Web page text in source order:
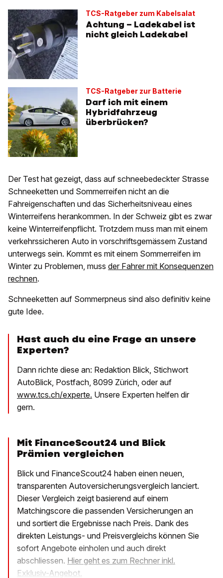
TCS-Ratgeber zum Kabelsalat
Achtung – Ladekabel ist
nicht gleich Ladekabel
TCS-Ratgeber zur Batterie
Darf ich mit einem
Hybridfahrzeug
überbrücken?
Der Test hat gezeigt, dass auf schneebedeckter Strasse
Schneeketten und Sommerreifen nicht an die
Fahreigenschaften und das Sicherheitsniveau eines
Winterreifens herankommen. In der Schweiz gibt es zwar
keine Winterreifenpflicht. Trotzdem muss man mit einem
verkehrssicheren Auto in vorschriftsgemässem Zustand
unterwegs sein. Kommt es mit einem Sommerreifen im
Winter zu Problemen, muss der Fahrer mit Konsequenzen
rechnen.
Schneeketten auf Sommerpneus sind also definitiv keine
gute Idee.
Hast auch du eine Frage an unsere
Experten?
Dann richte diese an: Redaktion Blick, Stichwort
AutoBlick, Postfach, 8099 Zürich, oder auf
www.tcs.ch/experte. Unsere Experten helfen dir
gern.
Mit FinanceScout24 und Blick
Prämien vergleichen
Blick und FinanceScout24 haben einen neuen,
transparenten Autoversicherungsvergleich lanciert.
Dieser Vergleich zeigt basierend auf einem
Matchingscore die passenden Versicherungen an
und sortiert die Ergebnisse nach Preis. Dank des
direkten Leistungs- und Preisvergleichs können Sie
sofort Angebote einholen und auch direkt
abschliessen. Hier geht es zum Rechner inkl.
Exklusiv-Angebot.